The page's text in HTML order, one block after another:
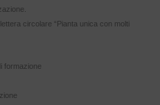
circolare “Pianta unica con molti
formazione